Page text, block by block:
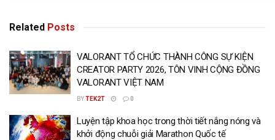
Related Posts
VALORANT TỔ CHỨC THÀNH CÔNG SỰ KIỆN
CREATOR PARTY 2026, TÔN VINH CỘNG ĐỒNG
VALORANT VIỆT NAM
BYTEK2T 0
Luyện tập khoa học trong thời tiết nắng nóng và
khởi động chuỗi giải Marathon Quốc tế